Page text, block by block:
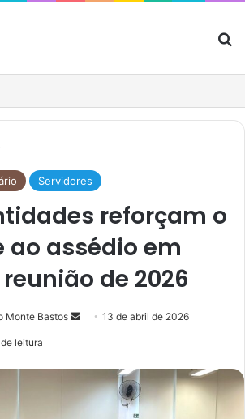
Servidores
reforçam o
assédio em
de 2026
Monte Bastos 13 de abril de 2026
leitura